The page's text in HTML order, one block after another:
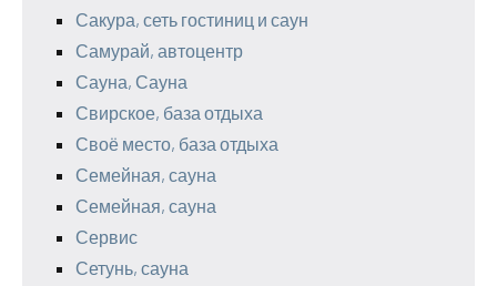
Сакура, сеть гостиниц и саун
Самурай, автоцентр
Сауна, Сауна
Свирское, база отдыха
Своё место, база отдыха
Семейная, сауна
Семейная, сауна
Сервис
Сетунь, сауна